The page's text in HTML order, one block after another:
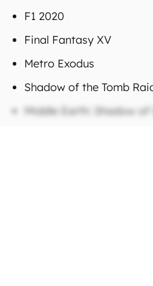
F1 2020
Final Fantasy XV
Metro Exodus
Shadow of the Tomb
Middle Earth: Shadow of